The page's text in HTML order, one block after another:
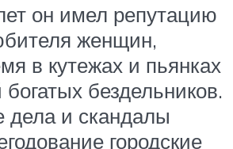
он имел репутацию
женщин,
в кутежах и пьянках
бездельников.
дела и скандалы
городские